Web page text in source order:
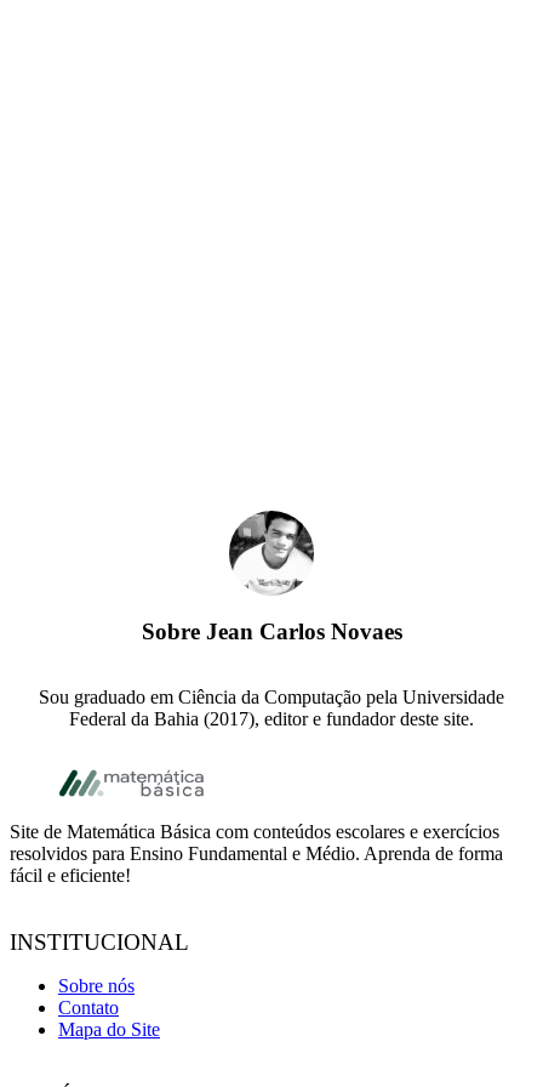
Sobre Jean Carlos Novaes
Sou graduado em Ciência da Computação pela Universidade
Federal da Bahia (2017), editor e fundador deste site.
Footer
Site de Matemática Básica com conteúdos escolares e exercícios
resolvidos para Ensino Fundamental e Médio. Aprenda de forma
fácil e eficiente!
INSTITUCIONAL
Sobre nós
Contato
Mapa do Site